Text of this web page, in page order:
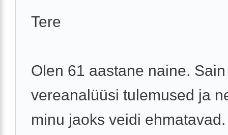
Tere
Olen 61 aastane naine. Sain
vereanalüüsi tulemused ja
minu jaoks veidi